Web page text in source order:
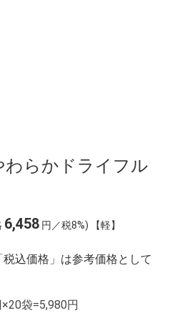
らかドライフル
6,458 円／税8%) 【軽】
込価格」は参考価格として
×20袋=5,980円